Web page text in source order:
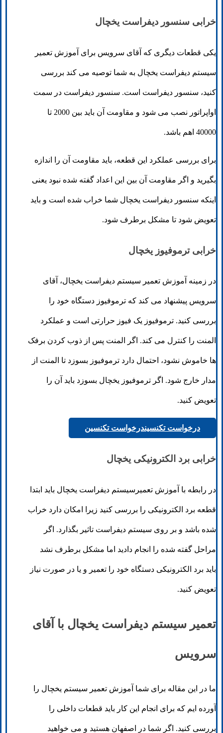
خرابی سنسور دیفراست یخچال
یکی قطعات دیگری که آقای سرویس برای آموزش تعمیر
سیستم دیفراست یخچال به شما توصیه می کند بررسی
کنید، سنسور دیفراست است. سنسور دیفراست در سمت
اواپراتور نصب می شود و مقاومت آن باید بین 2000 تا
40000 اهم باشد.
برای بررسی عملکرد این قطعه، باید مقاومت آن را اندازه
بگیرید و اگر مقاومت آن بین این اعداد گفته شده نبود یعنی
اینکه سنسور دیفراست یخچال شما خراب شده است و باید
تعویض شود تا مشکل برطرف شود.
خرابی ترموفیوز یخچال
در زمینه آموزش تعمیر سیستم دیفراست یخچال، آقای
سرویس پیشنهاد می کند که ترموفیوز دستگاه خود را
بررسی کنید. ترموفیوز یک فیوز حرارتی است و عملکرد
المنت را کنترل می کند. اگر المنت پس از ذوب کردن برفک
ها خاموش نشود، احتمال دارد ترموفیوز بسوزد تا المنت از
مدار خارج شود. اگر ترموفیوز یخچال بسوزد باید آن را
تعویض کنید.
درخواست تکنسیندرخواست تکنسین
خرابی برد الکترونیکی یخچال
در رابطه با آموزش تعمیرسیستم دیفراست یخچال باید ابتدا
قطعه برد الکترونیکی را بررسی کنید زیرا امکان دارد خراب
شده باشد و بر روی سیستم دیفراست تاثیر بگذارد. اگر
مراحل گفته شده را انجام دادید اما مشکل برطرف نشد
باید برد الکترونیکی دستگاه خود را تعمیر و یا در صورت نیاز
تعویض کنید.
تعمیر سیستم دیفراست یخچال با آقای
سرویس
ما در این مقاله برای شما آموزش تعمیر سیستم یخچال را
آورده ایم که برای انجام این کار باید قطعات داخلی را
بررسی کنید. اگر شما در اصفهان هستید و می خواهید